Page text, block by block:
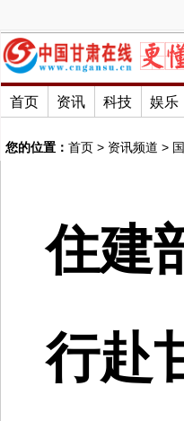
首页 资讯 科技 娱乐
您的位置： 首页 > 资讯频道 >
住建
行赴